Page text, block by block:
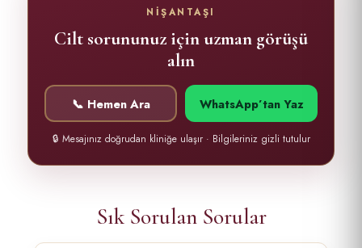
NİŞANTAŞI
Cilt sorununuz için uzman görüşü
alın
📞 Hemen Ara WhatsApp’tan Yaz
🔒 Mesajınız doğrudan kliniğe ulaşır · Bilgileriniz gizli tutulur
Sık Sorulan Sorular